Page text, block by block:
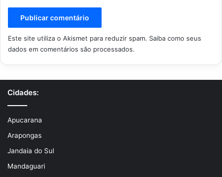
Este site utiliza o Akismet para reduzir spam. Saiba como seus
dados em comentários são processados.
Cidades:
Apucarana
Arapongas
Jandaia do Sul
Mandaguari